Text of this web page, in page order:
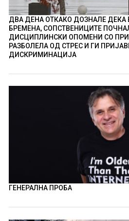
ДВА ДЕНА ОТКАКО ДОЗНАЛЕ ДЕКА
БРЕМЕНА, СОПСТВЕНИЦИТЕ
ДИСЦИПЛИНСКИ ОПОМЕНИ СО
РАЗБОЛЕЛА ОД СТРЕС И ГИ
ДИСКРИМИНАЦИЈА
ГЕНЕРАЛНА ПРОБА